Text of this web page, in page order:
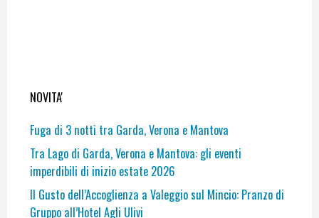
NOVITA'
Fuga di 3 notti tra Garda, Verona e Mantova
Tra Lago di Garda, Verona e Mantova: gli eventi
imperdibili di inizio estate 2026
Il Gusto dell’Accoglienza a Valeggio sul Mincio: Pranzo di
Gruppo all’Hotel Agli Ulivi